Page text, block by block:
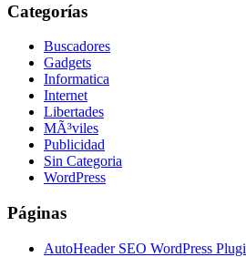
Categorías
Buscadores
Gadgets
Informatica
Internet
Libertades
MÃ³viles
Publicidad
Sin Categoria
WordPress
Páginas
AutoHeader SEO WordPress